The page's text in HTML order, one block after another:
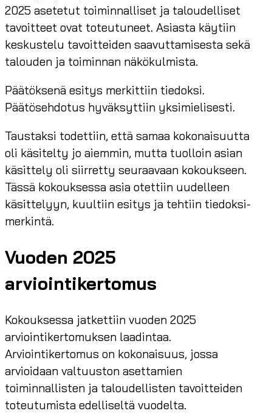
2025 asetetut toiminnalliset ja taloudelliset
tavoitteet ovat toteutuneet. Asiasta käytiin
keskustelu tavoitteiden saavuttamisesta sekä
talouden ja toiminnan näkökulmista.
Päätöksenä esitys merkittiin tiedoksi.
Päätösehdotus hyväksyttiin yksimielisesti.
Taustaksi todettiin, että samaa kokonaisuutta
oli käsitelty jo aiemmin, mutta tuolloin asian
käsittely oli siirretty seuraavaan kokoukseen.
Tässä kokouksessa asia otettiin uudelleen
käsittelyyn, kuultiin esitys ja tehtiin tiedoksi-
merkintä.
Vuoden 2025
arviointikertomus
Kokouksessa jatkettiin vuoden 2025
arviointikertomuksen laadintaa.
Arviointikertomus on kokonaisuus, jossa
arvioidaan valtuuston asettamien
toiminnallisten ja taloudellisten tavoitteiden
toteutumista edelliseltä vuodelta.